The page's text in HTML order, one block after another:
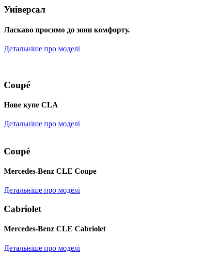
Універсал
Ласкаво просимо до зони комфорту.
Детальніше про моделі
Coupé
Нове купе CLA
Детальніше про моделі
Coupé
Mercedes-Benz CLE Coupe
Детальніше про моделі
Cabriolet
Mercedes-Benz CLE Cabriolet
Детальніше про моделі